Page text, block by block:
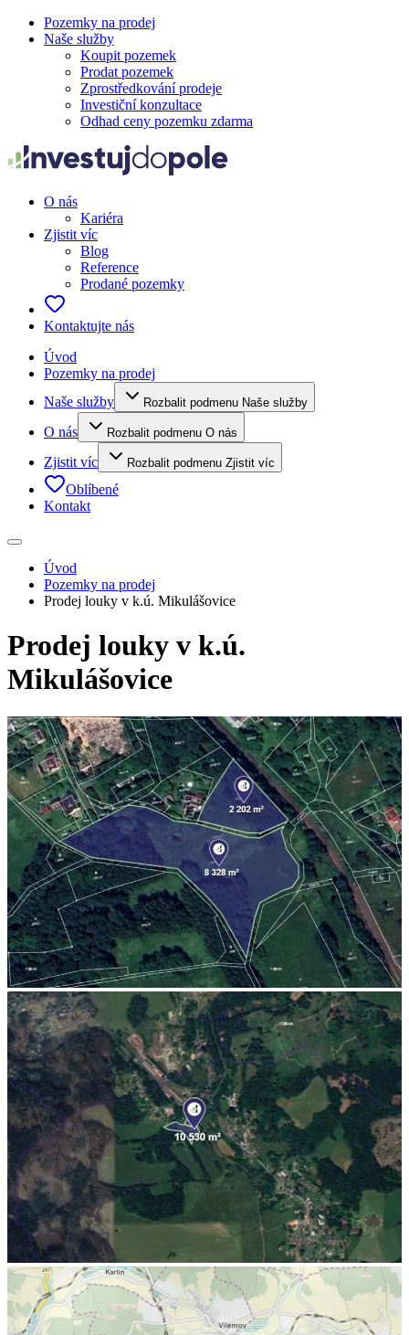
Pozemky na prodej
Naše služby
Koupit pozemek
Prodat pozemek
Zprostředkování prodeje
Investiční konzultace
Odhad ceny pozemku zdarma
O nás
Kariéra
Zjistit víc
Blog
Reference
Prodané pozemky
Kontaktujte nás
Úvod
Pozemky na prodej
Naše služby
Rozbalit podmenu Naše služby
O nás Rozbalit podmenu O nás
Zjistit víc Rozbalit podmenu Zjistit víc
Oblíbené
Kontakt
Úvod
Pozemky na prodej
Prodej louky v k.ú. Mikulášovice
Prodej louky v k.ú.
Mikulášovice